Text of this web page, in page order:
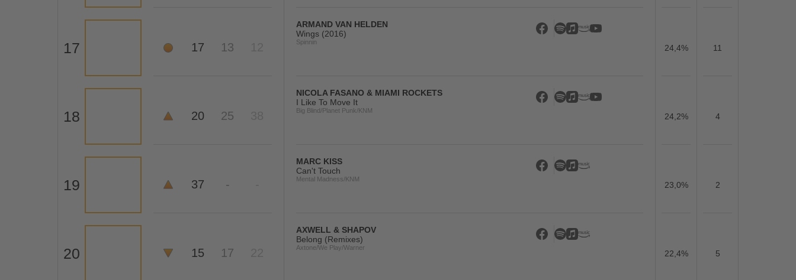
17 17 13
ARMAND VAN HELDEN
Wings (2016)
Spinnin
24,4% 11
18 20 25
NICOLA FASANO & MIAMI ROCKETS
I Like To Move It
Big Blind/Planet Punk/KNM
24,2% 4
19 37 -
MARC KISS
Can't Touch
Mental Madness/KNM
23,0% 2
20 15 17
AXWELL & SHAPOV
Belong (Remixes)
Axtone/We Play/Warner
22,4% 5